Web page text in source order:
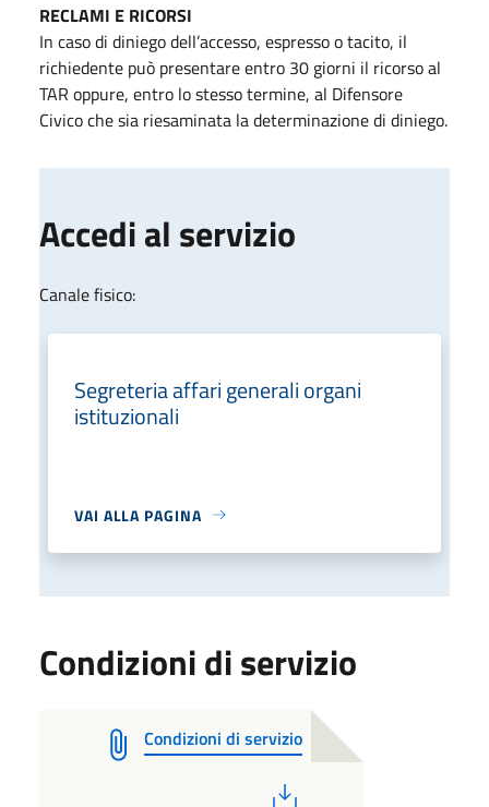
RECLAMI E RICORSI
In caso di diniego dell’accesso, espresso o tacito, il
richiedente può presentare entro 30 giorni il ricorso al
TAR oppure, entro lo stesso termine, al Difensore
Civico che sia riesaminata la determinazione di diniego.
Accedi al servizio
Canale fisico:
Segreteria affari generali organi
istituzionali
VAI ALLA PAGINA
Condizioni di servizio
Condizioni di servizio